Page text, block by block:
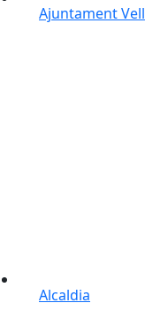
Ajuntament Vell
Alcaldia